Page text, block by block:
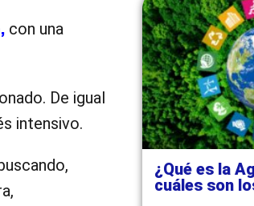
con una
De igual
intensivo.
¿Qué es la
cuáles son